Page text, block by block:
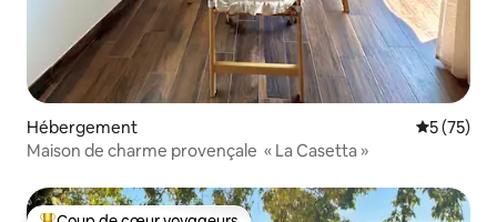
Hébergement
5 (75)
Maison de charme provençale « La Casetta »